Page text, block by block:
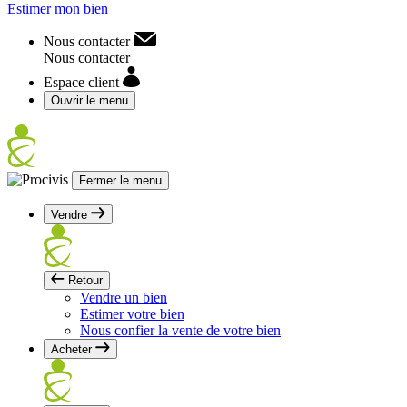
Estimer mon bien
Nous contacter
Nous contacter
Espace client
Ouvrir le menu
Fermer le menu
Vendre
Retour
Vendre un bien
Estimer votre bien
Nous confier la vente de votre bien
Acheter